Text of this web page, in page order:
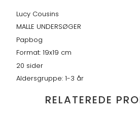
Lucy Cousins
MALLE UNDERSØGER
Papbog
Format: 19x19 cm
20 sider
Aldersgruppe: 1-3 år
RELATEREDE